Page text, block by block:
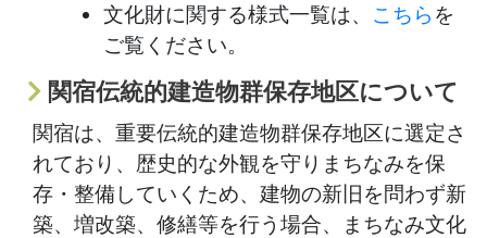
文化財に関する様式一覧は、 こちら を
ご覧ください。
関宿伝統的建造物群保存地区について
関宿は、重要伝統的建造物群保存地区に選定さ
れており、歴史的な外観を守りまちなみを保
存・整備していくため、建物の新旧を問わず新
築、増改築、修繕等を行う場合、まちなみ文化